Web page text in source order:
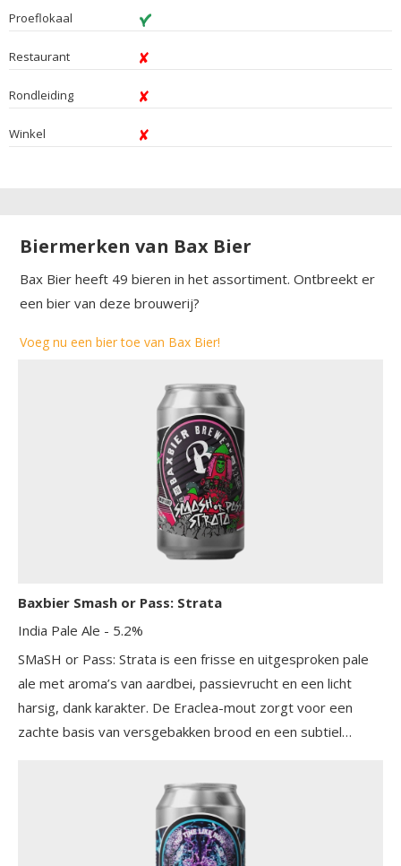
Proeflokaal
Restaurant
Rondleiding
Winkel
Biermerken van Bax Bier
Bax Bier heeft 49 bieren in het assortiment. Ontbreekt er
een bier van deze brouwerij?
Voeg nu een bier toe van Bax Bier!
Baxbier Smash or Pass: Strata
India Pale Ale - 5.2%
SMaSH or Pass: Strata is een frisse en uitgesproken pale
ale met aroma’s van aardbei, passievrucht en een licht
harsig, dank karakter. De Eraclea-mout zorgt voor een
zachte basis van versgebakken brood en een subtiel
bitterheid naar voren, met een vleugje rode grapefruit.